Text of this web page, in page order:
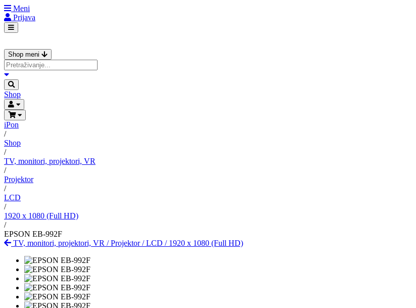
Meni
Prijava
Shop meni
Shop
iPon
/
Shop
/
TV, monitori, projektori, VR
/
Projektor
/
LCD
/
1920 x 1080 (Full HD)
/
EPSON EB-992F
TV, monitori, projektori, VR /Projektor/LCD / 1920 x 1080 (Full HD)